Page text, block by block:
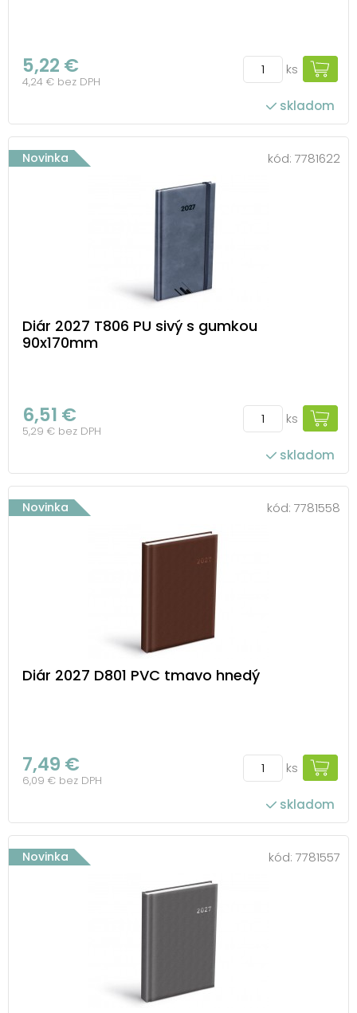
5,22 €
4,24 € bez DPH
ks
skladom
Novinka kód: 7781622
Diár 2027 T806 PU sivý s gumkou
90x170mm
6,51 €
5,29 € bez DPH
ks
skladom
Novinka kód: 7781558
Diár 2027 D801 PVC tmavo hnedý
7,49 €
6,09 € bez DPH
ks
skladom
Novinka kód: 7781557